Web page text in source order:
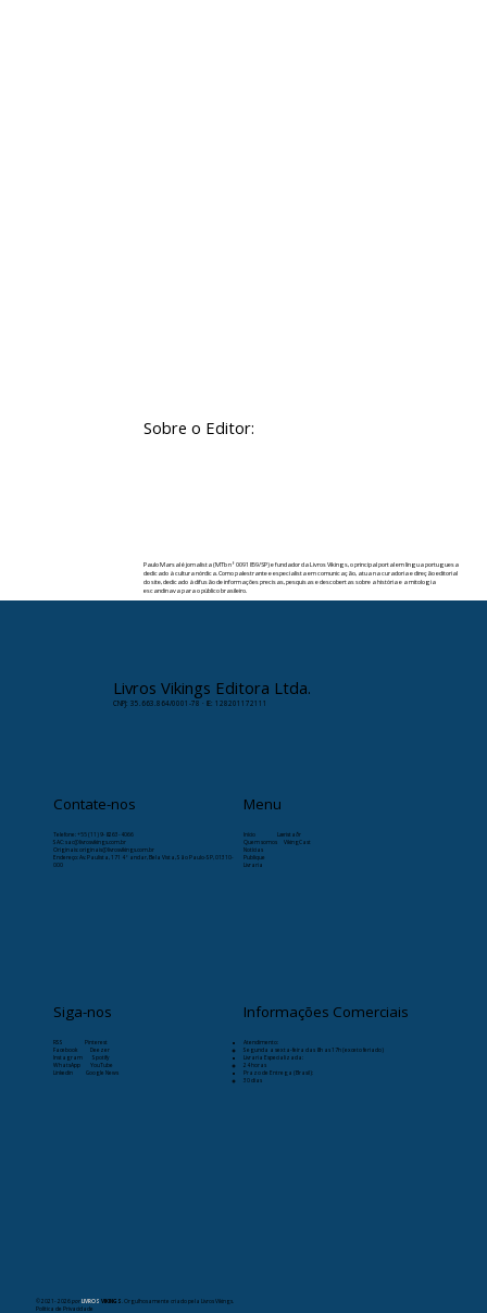
Sobre o Editor:
Paulo Marsal é jornalista (MTb nº 0091859/SP) e fundador da Livros Vikings, o principal portal em língua portuguesa
dedicado à cultura nórdica. Como palestrante e especialista em comunicação, atua na curadoria e direção editorial
do site, dedicado à difusão de informações precisas, pesquisas e descobertas sobre a história e a mitologia
escandinava para o público brasileiro.
Livros Vikings Editora Ltda.
CNPJ: 35.663.864/0001-78 · IE: 128201172111
Contate-nos
Telefone:+55 (11) 9-8263-4066
SAC: sac@livrosvikings.com.br
Originais: originais@livrosvikings.com.br
Endereço: Av. Paulista, 171 4º andar, Bela Vista, São Paulo-SP, 01310-
000
Menu
Início
Læristaðr
Quem somos
VikingCast
Notícias
Publique
Livraria
Siga-nos
RSS
Pinterest
Facebook
Deezer
Instagram
Spotify
WhatsApp
YouTube
Linkedin
Google News
Informações Comerciais
Atendimento:
Segunda a sexta-feira das 8h as 17h (exceto feriado)
Livraria Especializada:
24 horas
Prazo de Entrega (Brasil):
30 dias
© 2021- 2026por LIVROSVIKINGS . Orgulhosamente criado pela Livros Vikings.
Política de Privacidade